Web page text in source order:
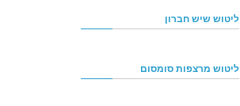
ליטוש שיש חברון
ליטוש מרצפות סומסום